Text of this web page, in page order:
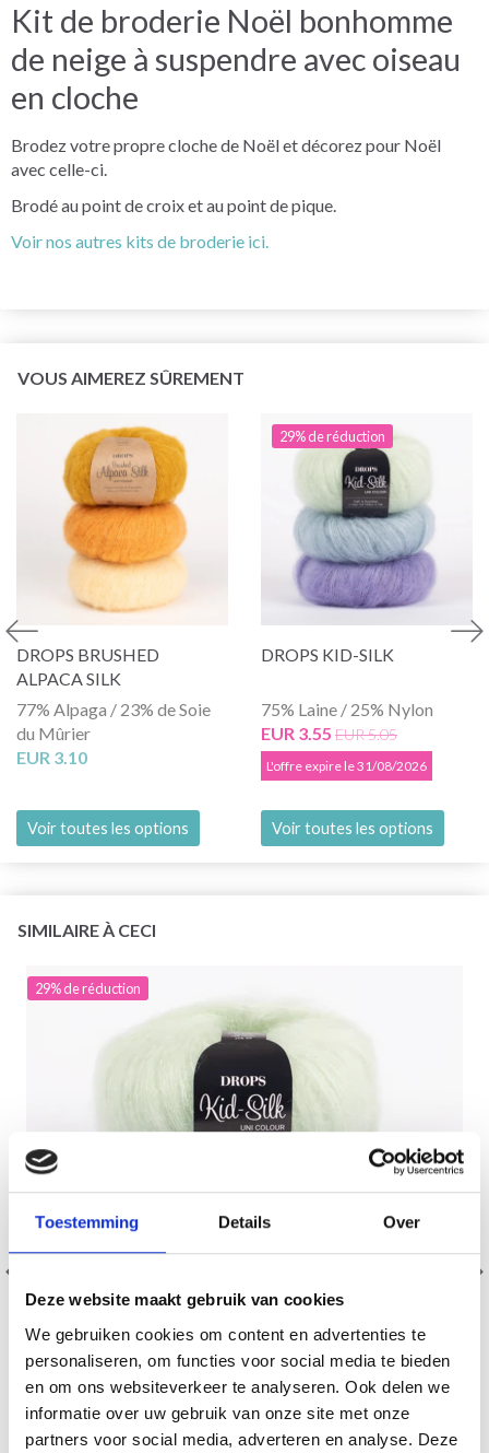
Toestemming Details Over
Deze website maakt gebruik van cookies
We gebruiken cookies om content en advertenties te
personaliseren, om functies voor social media te bieden
en om ons websiteverkeer te analyseren. Ook delen we
informatie over uw gebruik van onze site met onze
partners voor social media, adverteren en analyse. Deze
Kit de broderie Noël bonhomme
de neige à suspendre avec oiseau
en cloche
Brodez votre propre cloche de Noël et décorez pour Noël
avec celle-ci.
Brodé au point de croix et au point de pique.
Voir nos autres kits de broderie ici.
VOUS AIMEREZ SÛREMENT
DROPS BRUSHED
ALPACA SILK
77% Alpaga / 23% de Soie
du Mûrier
EUR 3.10
Voir toutes les options
29% de réduction
DROPS KID-SILK
75% Laine / 25% Nylon
EUR 3.55 EUR 5.05
L'offre expire le 31/08/2026
Voir toutes les options
SIMILAIRE À CECI
29% de réduction
DROPS KID-SILK